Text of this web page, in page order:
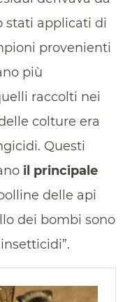
stati applicati di
provenienti
più
raccolti nei
colture era
Questi
il principale
delle api
dei bombi sono